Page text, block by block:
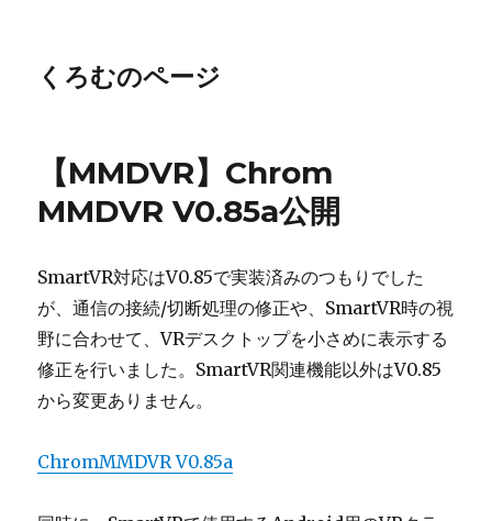
くろむのページ
【MMDVR】Chrom
MMDVR V0.85a公開
SmartVR対応はV0.85で実装済みのつもりでした
が、通信の接続/切断処理の修正や、SmartVR時の視
野に合わせて、VRデスクトップを小さめに表示する
修正を行いました。SmartVR関連機能以外はV0.85
から変更ありません。
ChromMMDVR V0.85a